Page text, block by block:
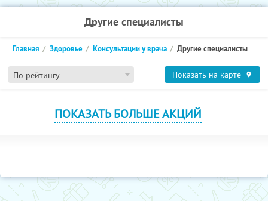
Другие специалисты
По рейтингу
Главная Здоровье Консультации у врача Другие специалисты
Показать на карте
ПОКАЗАТЬ БОЛЬШЕ АКЦИЙ